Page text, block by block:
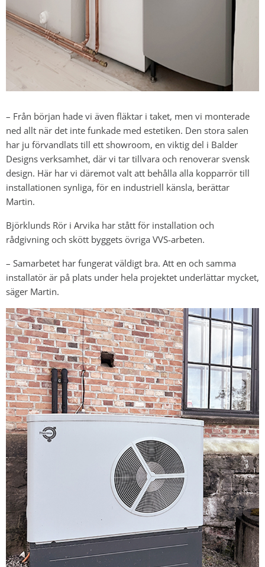
– Från början hade vi även fläktar i taket, men vi monterade
ned allt när det inte funkade med estetiken. Den stora salen
har ju förvandlats till ett showroom, en viktig del i Balder
Designs verksamhet, där vi tar tillvara och renoverar svensk
design. Här har vi däremot valt att behålla alla kopparrör till
installationen synliga, för en industriell känsla, berättar
Martin.
Björklunds Rör i Arvika har stått för installation och
rådgivning och skött byggets övriga VVS-arbeten.
– Samarbetet har fungerat väldigt bra. Att en och samma
installatör är på plats under hela projektet underlättar mycket,
säger Martin.